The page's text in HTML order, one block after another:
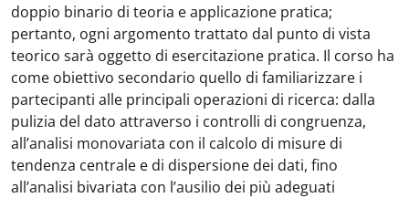
doppio binario di teoria e applicazione pratica;
pertanto, ogni argomento trattato dal punto di vista
teorico sarà oggetto di esercitazione pratica. Il corso ha
come obiettivo secondario quello di familiarizzare i
partecipanti alle principali operazioni di ricerca: dalla
pulizia del dato attraverso i controlli di congruenza,
all’analisi monovariata con il calcolo di misure di
tendenza centrale e di dispersione dei dati, fino
all’analisi bivariata con l’ausilio dei più adeguati